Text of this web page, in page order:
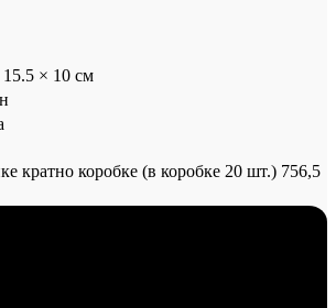
× 10 см
кратно коробке (в коробке 20 шт.) 756,5